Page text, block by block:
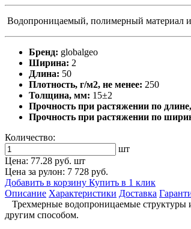
Водопроницаемый, полимерный материал
Бренд: globalgeo
Ширина: 2
Длина: 50
Плотность, г/м2, не менее: 250
Толщина, мм: 15±2
Прочность при растяжении по
Прочность при растяжении по
Количество:
шт
Цена: 77.28 руб. шт
Цена за рулон: 7 728 руб.
Добавить в корзину Купить в 1 клик
Описание Характеристики Доставка
Трехмерные водопроницаемые структуры
другим способом.